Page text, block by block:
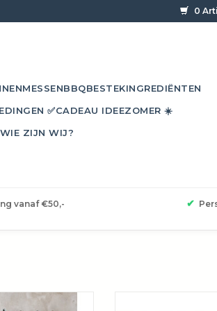
0
MESSENBBQBESTEKINGREDIËNTEN
✅CADEAU IDEEZOMER ☀️
WIE ZIJN WIJ?
vanaf €50,- ✔
de poule” – 100%